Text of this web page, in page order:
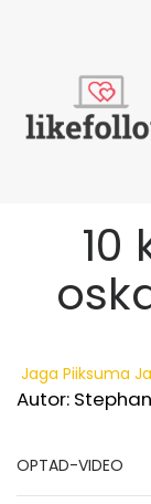
10
Jaga Piiksuma
Autor:
OPTAD-VIDEO